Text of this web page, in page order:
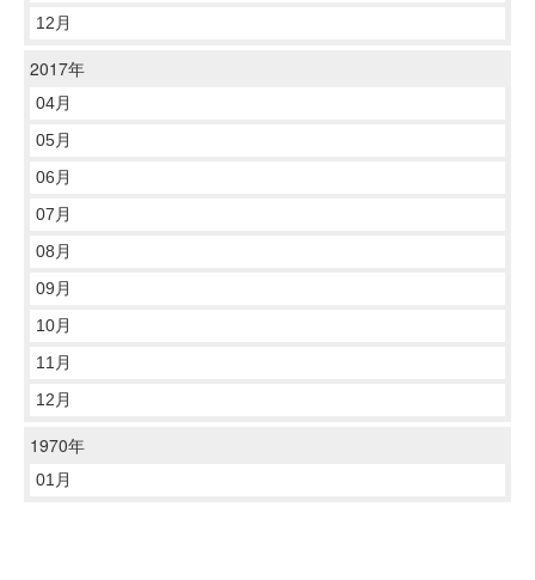
12月
2017年
04月
05月
06月
07月
08月
09月
10月
11月
12月
1970年
01月